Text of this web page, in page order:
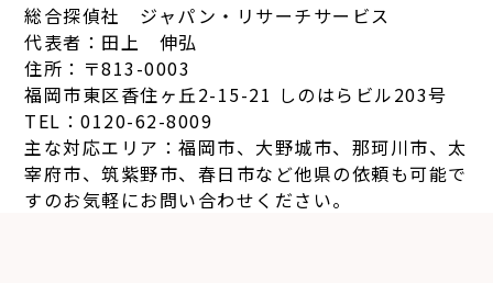
総合探偵社 ジャパン・リサーチサービス
代表者：田上 伸弘
住所：〒813-0003
福岡市東区香住ヶ丘2-15-21 しのはらビル203号
TEL：0120-62-8009
主な対応エリア：福岡市、大野城市、那珂川市、太
宰府市、筑紫野市、春日市など他県の依頼も可能で
すのお気軽にお問い合わせください。